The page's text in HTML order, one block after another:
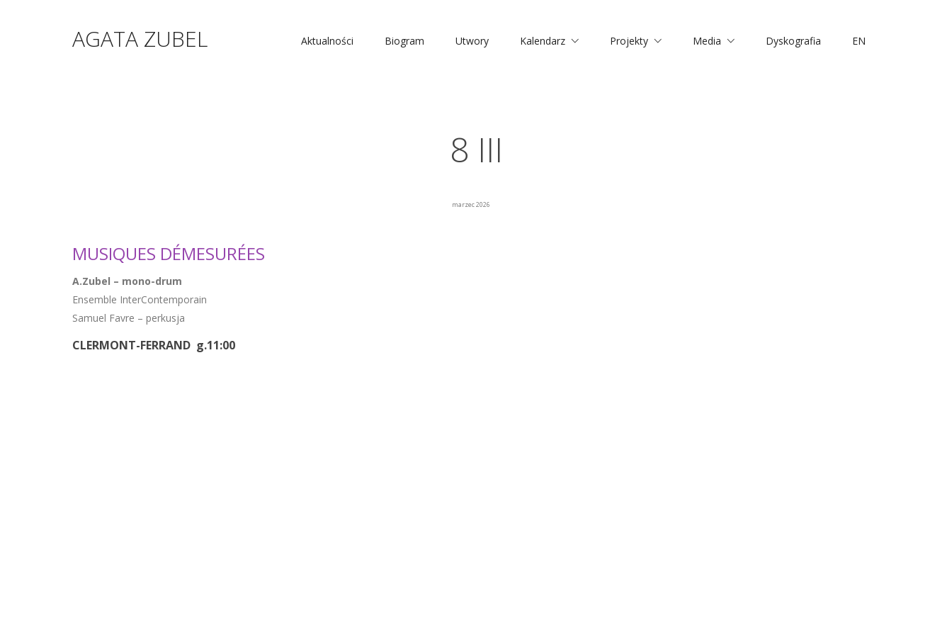
AGATA ZUBEL Aktualności Biogram Utwory Kalendarz Projekty Media Dyskografia EN
8 III
marzec 2026
MUSIQUES DÉMESURÉES
A.Zubel – mono-drum
Ensemble InterContemporain
Samuel Favre – perkusja
CLERMONT-FERRAND g.11:00